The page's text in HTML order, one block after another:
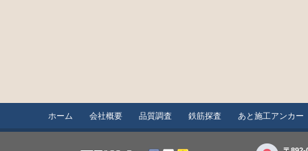
ホーム 会社概要 品質調査 鉄筋探査 あと施工アンカー